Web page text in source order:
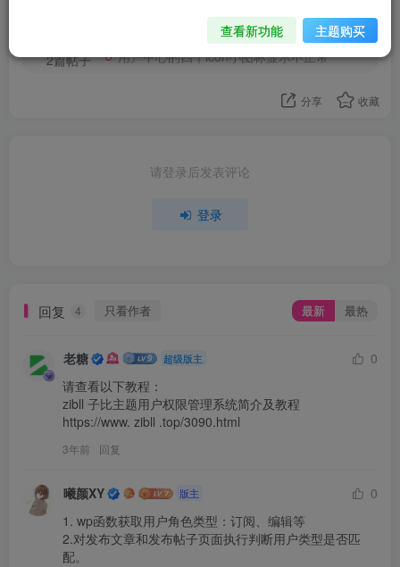
2篇帖子
这家伙很懒，什么都没有写...
用户中心的四个icon小图标显示不正常
分享 收藏
请登录后发表评论
登录
回复 4 只看作者 最新 最热
老糖 超级版主
0
请查看以下教程：
zibll 子比主题用户权限管理系统简介及教程
https://www. zibll .top/3090.html
3年前 回复
曦颜XY 版主
0
1. wp函数获取用户角色类型：订阅、编辑等
2.对发布文章和发布帖子页面执行判断用户类型是否匹
配。
查看新功能 主题购买